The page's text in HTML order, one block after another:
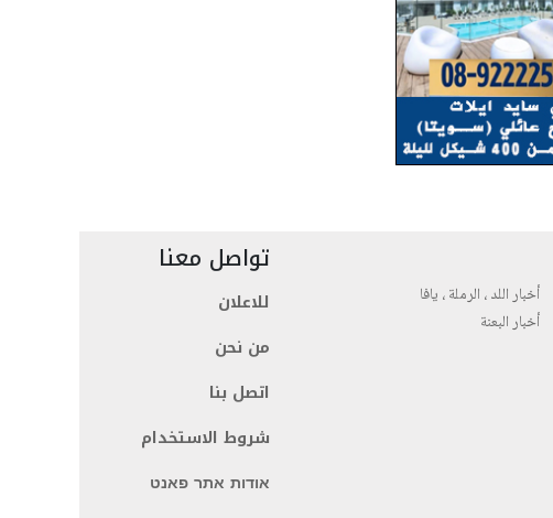
أخبار اللد ، الرملة ، يافا
أخبار البعنة
تواصل معنا
للاعلان
من نحن
اتصل بنا
شروط الاستخدام
אודות אתר פאנט